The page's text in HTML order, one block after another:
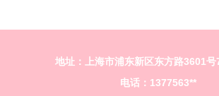
地址：上海市浦东新区东方路3601号
电话：1377563**